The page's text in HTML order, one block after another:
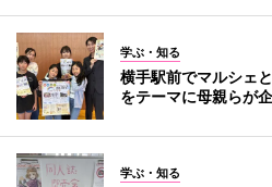
学ぶ・知る
横手駅前でマルシェ
をテーマに母親らが
学ぶ・知る